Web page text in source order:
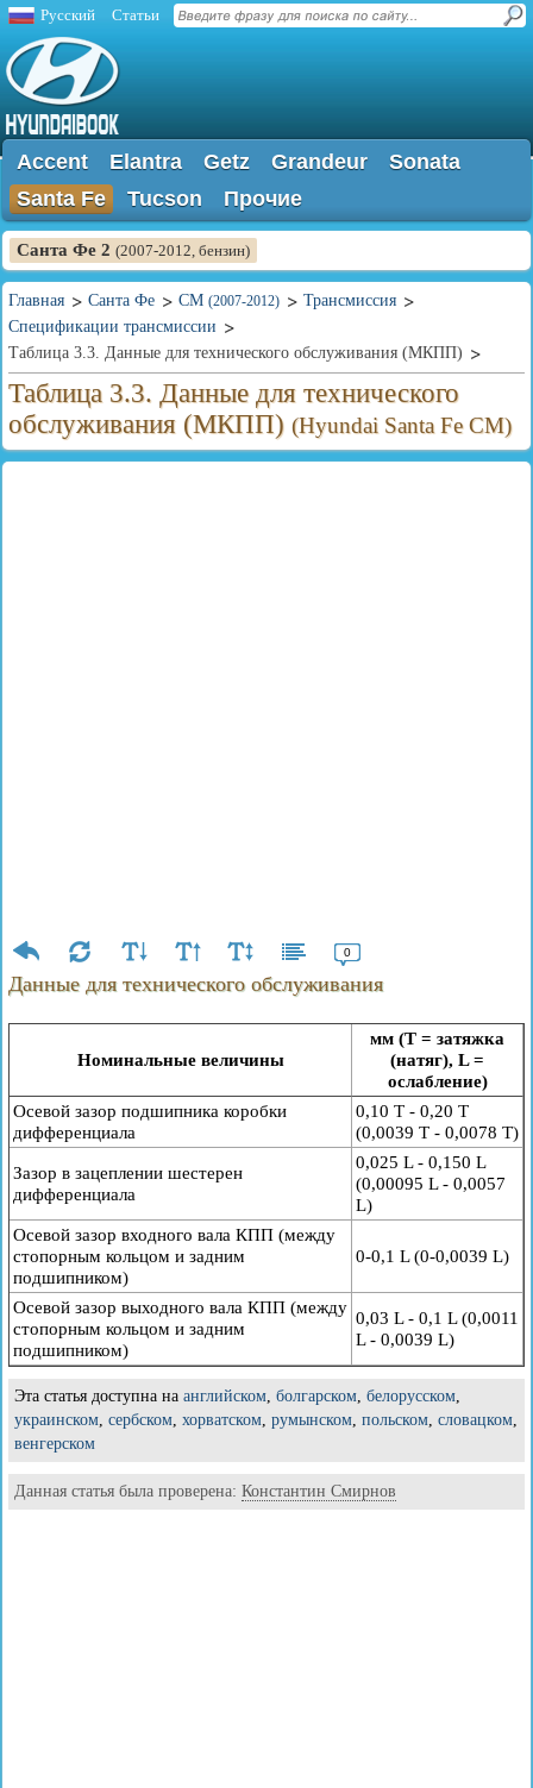
Русский Статьи
Accent Elantra Getz Grandeur
Sonata
Santa Fe
Tucson Прочие
Санта Фе 2 (2007-2012, бензин)
Главная Санта Фе CM (2007-2012)
Трансмиссия
Спецификации трансмиссии
Таблица 3.3. Данные для технического обслуживания (МКПП)
Таблица 3.3. Данные для технического
обслуживания (МКПП) (Hyundai Santa Fe CM)
0
Данные для технического обслуживания
Номинальные величины
мм (Т = затяжка
(натяг), L =
ослабление)
Осевой зазор подшипника коробки
дифференциала
0,10 T - 0,20 T
(0,0039 T - 0,0078 T)
Зазор в зацеплении шестерен
дифференциала
0,025 L - 0,150 L
(0,00095 L - 0,0057
L)
Осевой зазор входного вала КПП (между
стопорным кольцом и задним
подшипником)
0-0,1 L (0-0,0039 L)
Осевой зазор выходного вала КПП (между
стопорным кольцом и задним
подшипником)
0,03 L - 0,1 L (0,0011
L - 0,0039 L)
Эта статья доступна на английском, болгарском, белорусском,
украинском, сербском, хорватском, румынском, польском, словацком,
венгерском
Данная статья была проверена: Константин Смирнов